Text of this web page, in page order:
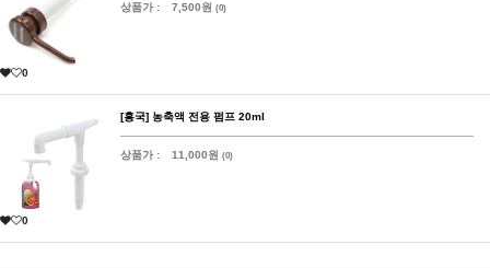
상품가 : 7,500원 (0)
0
[흥국] 농축액 전용 펌프 20ml
상품가 : 11,000원 (0)
0